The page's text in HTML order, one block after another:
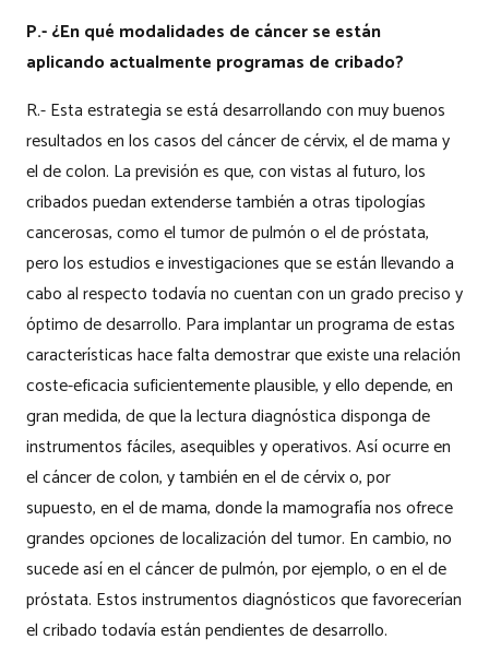
P.- ¿En qué modalidades de cáncer se están
aplicando actualmente programas de cribado?
R.- Esta estrategia se está desarrollando con muy buenos
resultados en los casos del cáncer de cérvix, el de mama y
el de colon. La previsión es que, con vistas al futuro, los
cribados puedan extenderse también a otras tipologías
cancerosas, como el tumor de pulmón o el de próstata,
pero los estudios e investigaciones que se están llevando a
cabo al respecto todavía no cuentan con un grado preciso y
óptimo de desarrollo. Para implantar un programa de estas
características hace falta demostrar que existe una relación
coste-eficacia suficientemente plausible, y ello depende, en
gran medida, de que la lectura diagnóstica disponga de
instrumentos fáciles, asequibles y operativos. Así ocurre en
el cáncer de colon, y también en el de cérvix o, por
supuesto, en el de mama, donde la mamografía nos ofrece
grandes opciones de localización del tumor. En cambio, no
sucede así en el cáncer de pulmón, por ejemplo, o en el de
próstata. Estos instrumentos diagnósticos que favorecerían
el cribado todavía están pendientes de desarrollo.